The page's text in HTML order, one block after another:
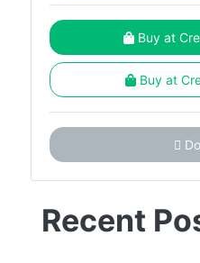
Buy at
Buy at
Recent